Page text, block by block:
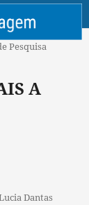
Pesquisa
A
Dantas